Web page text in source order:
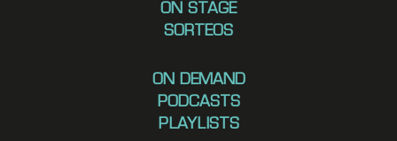
ON STAGE
SORTEOS
ON DEMAND
PODCASTS
PLAYLISTS